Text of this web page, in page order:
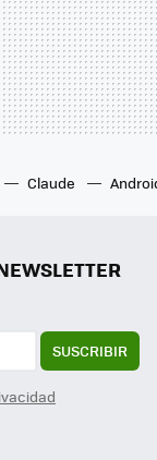
Claude
SUSCRIBIR